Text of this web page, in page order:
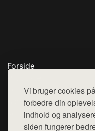
Vi bruger cookies
forbedre din
indhold og
siden fungerer
Forside
Top Rabatter
Blog
Kontakt